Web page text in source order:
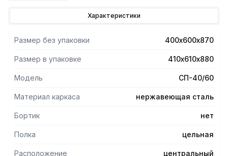
- Снизу сплошная полка.
ламинированной древесно-стружечной плитой толщиной
16 мм, что увеличивает прочность и исключает прогиб
столешницы.
- Каркас стола состоит из ножек, выполненных из
- Рекомендуемая нагрузка на стол не более 100 кг.
позволяющие устранять неровности пола.
облегчает их транспортировку и хранение.
Характеристики
Размер без упаковки 400х600х870
Размер в упаковке 410х610х880
Модель СП-40/60
Материал каркаса нержавеющая сталь
Бортик нет
Полка цельная
Расположение центральный